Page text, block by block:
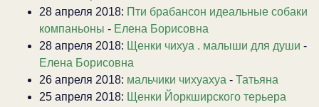
28 апреля 2018: Пти брабансон идеальные собаки
компаньоны - Елена Борисовна
28 апреля 2018: Щенки чихуа . малыши для души -
Елена Борисовна
26 апреля 2018: мальчики чихуахуа - Татьяна
25 апреля 2018: Щенки Йоркширского терьера